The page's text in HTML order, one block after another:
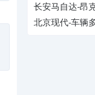
长安马自达-昂
锈
北京现代-车辆